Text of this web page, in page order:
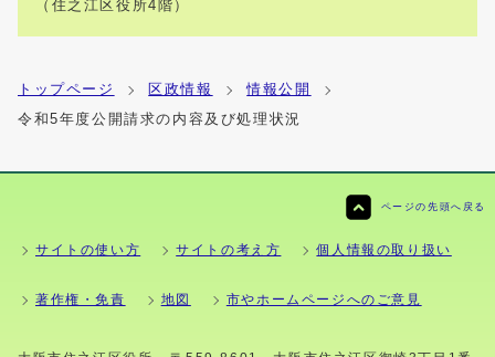
（住之江区役所4階）
トップページ 区政情報
情報公開
令和5年度公開請求の内容及び処理状況
ページの先頭へ戻る
サイトの使い方 サイトの考え方 個人情報の取り扱い
著作権・免責 地図 市やホームページへのご意見